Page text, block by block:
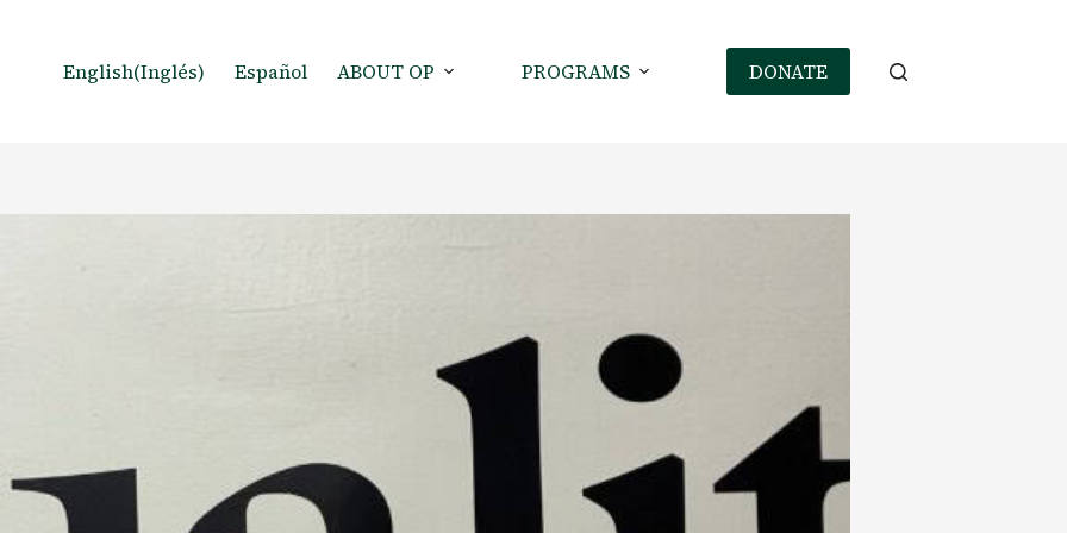
English(Inglés) Español ABOUT OP PROGRAMS DONATE